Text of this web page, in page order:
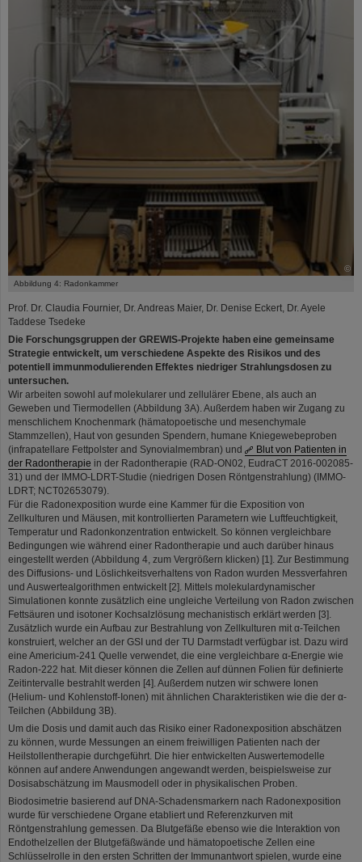
©
Abbildung 4: Radonkammer
Prof. Dr. Claudia Fournier, Dr. Andreas Maier, Dr. Denise Eckert, Dr. Ayele
Taddese Tsedeke
Die Forschungsgruppen der GREWIS-Projekte haben eine gemeinsame
Strategie entwickelt, um verschiedene Aspekte des Risikos und des
potentiell immunmodulierenden Effektes niedriger Strahlungsdosen zu
untersuchen.
Wir arbeiten sowohl auf molekularer und zellulärer Ebene, als auch an
Geweben und Tiermodellen (Abbildung 3A). Außerdem haben wir Zugang zu
menschlichem Knochenmark (hämatopoetische und mesenchymale
Stammzellen), Haut von gesunden Spendern, humane Kniegewebeproben
(infrapatellare Fettpolster and Synovialmembran) und
Blut von Patienten in
der Radontherapie in der Radontherapie (RAD‐ON02, EudraCT 2016‐002085‐
31) und der IMMO-LDRT-Studie (niedrigen Dosen Röntgenstrahlung) (IMMO‐
LDRT; NCT02653079).
Für die Radonexposition wurde eine Kammer für die Exposition von
Zellkulturen und Mäusen, mit kontrollierten Parametern wie Luftfeuchtigkeit,
Temperatur und Radonkonzentration entwickelt. So können vergleichbare
Bedingungen wie während einer Radontherapie und auch darüber hinaus
eingestellt werden (Abbildung 4, zum Vergrößern klicken) [1]. Zur Bestimmung
des Diffusions- und Löslichkeitsverhaltens von Radon wurden Messverfahren
und Auswertealgorithmen entwickelt [2]. Mittels molekulardynamischer
Simulationen konnte zusätzlich eine ungleiche Verteilung von Radon zwischen
Fettsäuren und isotoner Kochsalzlösung mechanistisch erklärt werden [3].
Zusätzlich wurde ein Aufbau zur Bestrahlung von Zellkulturen mit α-Teilchen
konstruiert, welcher an der GSI und der TU Darmstadt verfügbar ist. Dazu wird
eine Americium-241 Quelle verwendet, die eine vergleichbare α-Energie wie
Radon-222 hat. Mit dieser können die Zellen auf dünnen Folien für definierte
Zeitintervalle bestrahlt werden [4]. Außerdem nutzen wir schwere Ionen
(Helium- und Kohlenstoff-Ionen) mit ähnlichen Charakteristiken wie die der α-
Teilchen (Abbildung 3B).
Um die Dosis und damit auch das Risiko einer Radonexposition abschätzen
zu können, wurde Messungen an einem freiwilligen Patienten nach der
Heilstollentherapie durchgeführt. Die hier entwickelten Auswertemodelle
können auf andere Anwendungen angewandt werden, beispielsweise zur
Dosisabschätzung im Mausmodell oder in physikalischen Proben.
Biodosimetrie basierend auf DNA-Schadensmarkern nach Radonexposition
wurde für verschiedene Organe etabliert und Referenzkurven mit
Röntgenstrahlung gemessen. Da Blutgefäße ebenso wie die Interaktion von
Endothelzellen der Blutgefäßwände und hämatopoetische Zellen eine
Schlüsselrolle in den ersten Schritten der Immunantwort spielen, wurde eine